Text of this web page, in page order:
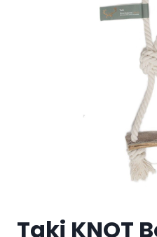
Taki KNOT